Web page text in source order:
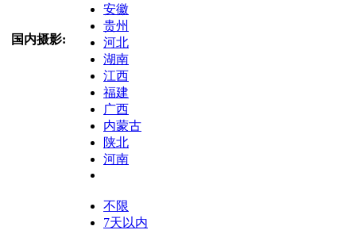
国内摄影:
安徽
贵州
河北
湖南
江西
福建
广西
内蒙古
陕北
河南
不限
7天以内